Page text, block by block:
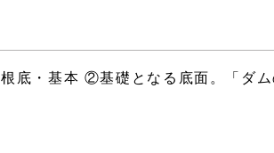
根底・基本 ②基礎となる底面。「ダ